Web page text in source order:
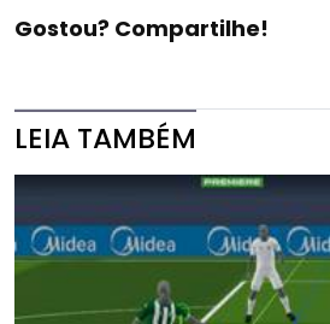
Gostou? Compartilhe!
LEIA TAMBÉM